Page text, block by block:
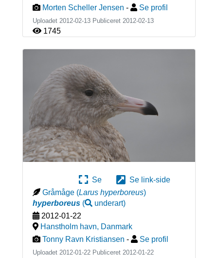
Morten Scheller Jensen - Se profil
Uploadet 2012-02-13 Publiceret 2012-02-13
1745
Se
Se link-side
Gråmåge (Larus hyperboreus)
hyperboreus( underart)
2012-01-22
Hanstholm havn, Danmark
Tonny Ravn Kristiansen - Se profil
Uploadet 2012-01-22 Publiceret 2012-01-22